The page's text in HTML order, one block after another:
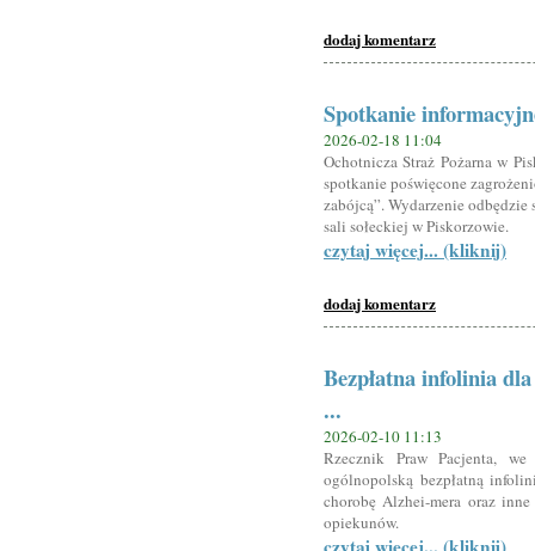
dodaj komentarz
Spotkanie
2026-02-18 11:04
Ochotnicza Straż Pożarna w
spotkanie poświęcone
zabójcą”. Wydarzenie
sali sołeckiej w Piskorzowie.
czytaj więcej... (kliknij)
dodaj komentarz
Bezpłatna infolinia
...
2026-02-10 11:13
Rzecznik Praw Pacjenta,
ogólnopolską bezpłatną
chorobę Alzhei-mera oraz
opiekunów.